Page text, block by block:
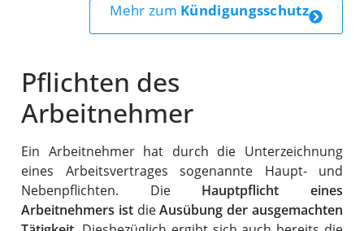
Mehr zum Kündigungsschutz
Pflichten des
Arbeitnehmer
Ein Arbeitnehmer hat durch die Unterzeichnung
eines Arbeitsvertrages sogenannte Haupt- und
Nebenpflichten. Die Hauptpflicht eines
Arbeitnehmers istdieAusübung der ausgemachten